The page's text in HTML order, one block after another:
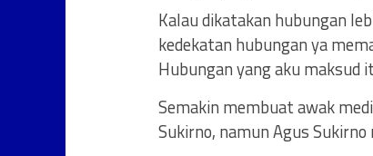
Kalau dikatakan hubungan
kedekatan hubungan ya
Hubungan yang aku maksud
Semakin membuat awak
Sukirno, namun Agus